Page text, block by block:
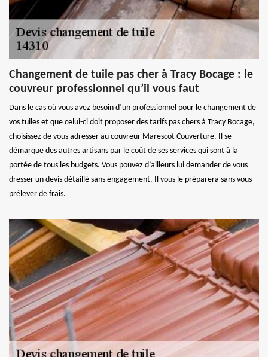
Changement de tuile pas cher à Tracy Bocage : le
couvreur professionnel qu’il vous faut
Dans le cas où vous avez besoin d’un professionnel pour le changement de
vos tuiles et que celui-ci doit proposer des tarifs pas chers à Tracy Bocage,
choisissez de vous adresser au couvreur Marescot Couverture. Il se
démarque des autres artisans par le coût de ses services qui sont à la
portée de tous les budgets. Vous pouvez d’ailleurs lui demander de vous
dresser un devis détaillé sans engagement. Il vous le préparera sans vous
prélever de frais.